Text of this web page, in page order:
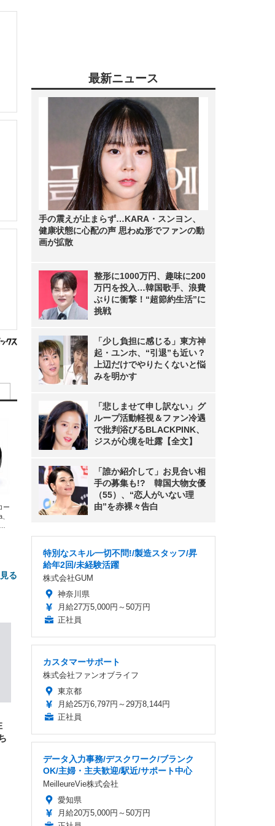
ー
る
)
ギ
最新ニュース
手の震えが止まらず…KARA・スンヨン、
健康状態に心配の声 思わぬ形でファンの動
画が拡散
整形に1000万円、趣味に200
万円を投入…韓国歌手、浪費
ぶりに衝撃！“超節約生活”に
挑戦
「少し負担に感じる」東方神
起・ユンホ、“引退”も近い？
上辺だけでやりたくないと悩
みを明かす
「悲しませて申し訳ない」グ
ループ活動軽視＆ファン冷遇
で批判浴びるBLACKPINK、
ジスが心境を吐露【全文】
「誰か紹介して」お見合い相
手の募集も!? 韓国大物女優
（55）、“恋人がいない理
由”を赤裸々告白
特別なスキル一切不問!/製造スタッフ/昇
給年2回/未経験活躍
株式会社GUM
神奈川県
月給27万5,000円～50万円
正社員
カスタマーサポート
株式会社ファンオブライフ
東京都
月給25万6,797円～29万8,144円
正社員
データ入力事務/デスクワーク/ブランク
OK/主婦・主夫歓迎/駅近/サポート中心
MeilleureVie株式会社
愛知県
月給20万5,000円～50万円